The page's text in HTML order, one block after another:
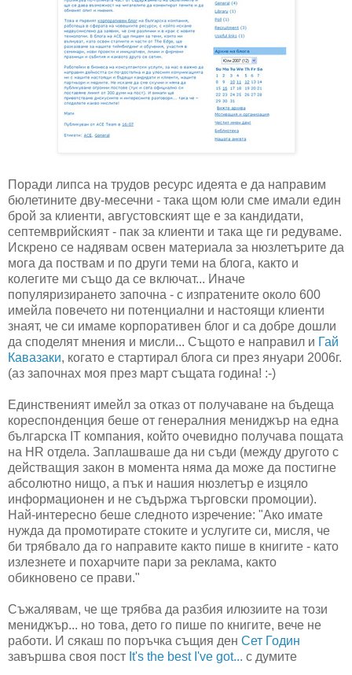
Поради липса на трудов ресурс идеята е да направим
бюлетините дву-месечни - така щом юли сме имали един
брой за клиенти, августовският ще е за кандидати,
септемврийският - пак за клиенти и така ще ги редуваме.
Искрено се надявам освен материала за нюзлетърите да
мога да поствам и по други теми на блога, както и
колегите ми също да се включат... Иначе
популяризирането започна - с изпратените около 600
имейла повечето ни потенциални и настоящи клиенти
знаят, че си имаме корпоративен блог и са добре дошли
да споделят мнения и мисли... Същото е направил и Гай
Кавазаки, когато е стартирал блога си през януари 2006г.
(аз започнах моя през март същата година! :-)
Единственият имейл за отказ от получаване на бъдеща
кореспонденция беше от генералния мениджър на една
българска IT компания, който очевидно получава пощата
на HR отдела. Заплашваше да ни съди (между другото с
действащия закон в момента няма да може да постигне
абсолютно нищо, а пък и нашия нюзлетър е изцяло
информационен и не съдържа търговски промоции).
Най-интересно беше следното изречение: "Ако имате
нужда да промотирате стоките и услугите си, мисля, че
би трябвало да го направите както пише в книгите - като
излезнете и похарчите пари за реклама, както
обикновено се прави."
Съжалявам, че ще трябва да разбия илюзиите на този
мениджър... но това, дето го пише по книгите, вече не
работи. И сякаш по поръчка същия ден Сет Годин
завършва своя пост It's the best I've got... с думите